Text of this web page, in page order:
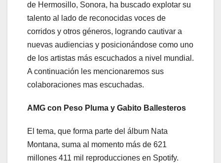
de Hermosillo, Sonora, ha buscado explotar su
talento al lado de reconocidas voces de
corridos y otros géneros, logrando cautivar a
nuevas audiencias y posicionándose como uno
de los artistas más escuchados a nivel mundial.
A continuación les mencionaremos sus
colaboraciones mas escuchadas.
AMG con Peso Pluma y Gabito Ballesteros
El tema, que forma parte del álbum Nata
Montana, suma al momento más de 621
millones 411 mil reproducciones en Spotify.